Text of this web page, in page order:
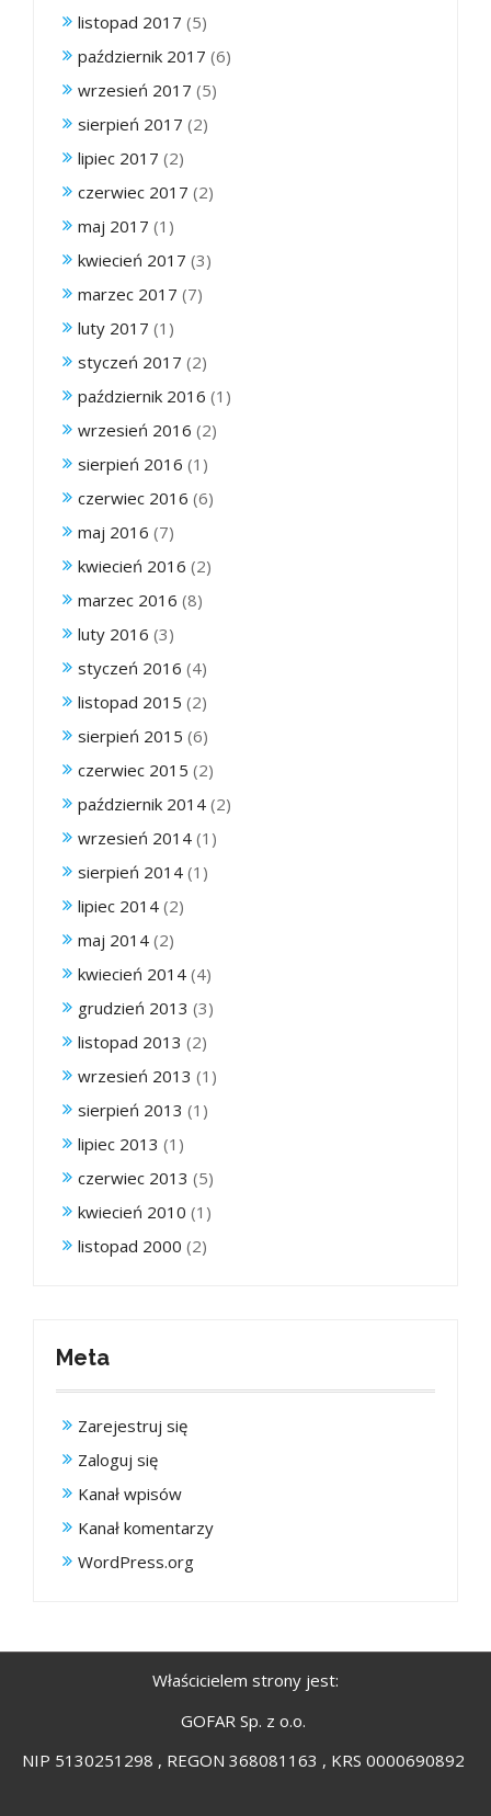
listopad 2017 (5)
październik 2017 (6)
wrzesień 2017 (5)
sierpień 2017 (2)
lipiec 2017 (2)
czerwiec 2017 (2)
maj 2017 (1)
kwiecień 2017 (3)
marzec 2017 (7)
luty 2017 (1)
styczeń 2017 (2)
październik 2016 (1)
wrzesień 2016 (2)
sierpień 2016 (1)
czerwiec 2016 (6)
maj 2016 (7)
kwiecień 2016 (2)
marzec 2016 (8)
luty 2016 (3)
styczeń 2016 (4)
listopad 2015 (2)
sierpień 2015 (6)
czerwiec 2015 (2)
październik 2014 (2)
wrzesień 2014 (1)
sierpień 2014 (1)
lipiec 2014 (2)
maj 2014 (2)
kwiecień 2014 (4)
grudzień 2013 (3)
listopad 2013 (2)
wrzesień 2013 (1)
sierpień 2013 (1)
lipiec 2013 (1)
czerwiec 2013 (5)
kwiecień 2010 (1)
listopad 2000 (2)
Meta
Zarejestruj się
Zaloguj się
Kanał wpisów
Kanał komentarzy
WordPress.org
Właścicielem strony jest:
GOFAR Sp. z o.o.
NIP 5130251298 , REGON 368081163 , KRS 0000690892